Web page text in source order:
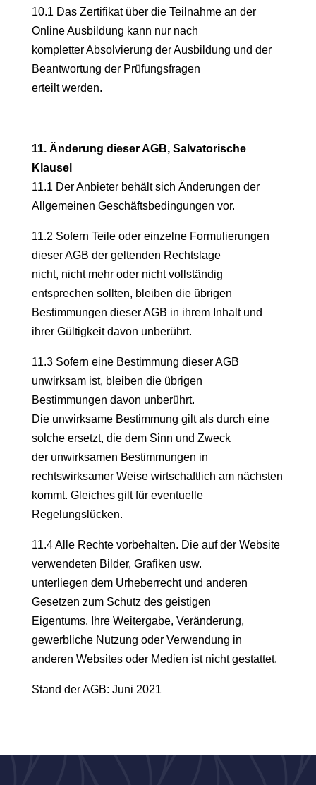
10.1 Das Zertifikat über die Teilnahme an der
Online Ausbildung kann nur nach
kompletter Absolvierung der Ausbildung und der
Beantwortung der Prüfungsfragen
erteilt werden.
11. Änderung dieser AGB, Salvatorische
Klausel
11.1 Der Anbieter behält sich Änderungen der
Allgemeinen Geschäftsbedingungen vor.
11.2 Sofern Teile oder einzelne Formulierungen
dieser AGB der geltenden Rechtslage
nicht, nicht mehr oder nicht vollständig
entsprechen sollten, bleiben die übrigen
Bestimmungen dieser AGB in ihrem Inhalt und
ihrer Gültigkeit davon unberührt.
11.3 Sofern eine Bestimmung dieser AGB
unwirksam ist, bleiben die übrigen
Bestimmungen davon unberührt.
Die unwirksame Bestimmung gilt als durch eine
solche ersetzt, die dem Sinn und Zweck
der unwirksamen Bestimmungen in
rechtswirksamer Weise wirtschaftlich am nächsten
kommt. Gleiches gilt für eventuelle
Regelungslücken.
11.4 Alle Rechte vorbehalten. Die auf der Website
verwendeten Bilder, Grafiken usw.
unterliegen dem Urheberrecht und anderen
Gesetzen zum Schutz des geistigen
Eigentums. Ihre Weitergabe, Veränderung,
gewerbliche Nutzung oder Verwendung in
anderen Websites oder Medien ist nicht gestattet.
Stand der AGB: Juni 2021